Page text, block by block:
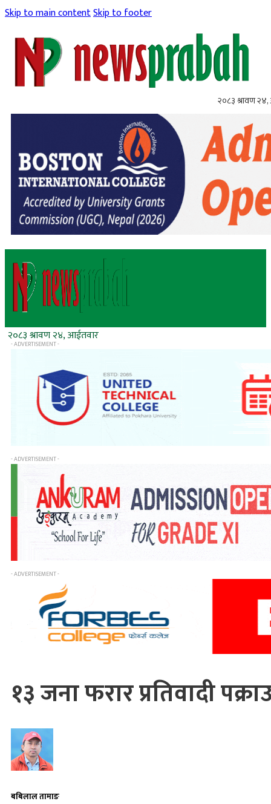
Skip to main contentSkip to footer
२०८३ श्रावण
२०८३ श्रावण २४, आईतवार
- ADVERTISEMENT -
- ADVERTISEMENT -
- ADVERTISEMENT -
१३ जना फरार प्रतिवादी
बबिलाल तामाङ